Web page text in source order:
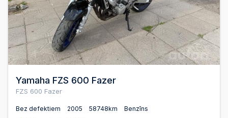
Yamaha FZS 600 Fazer
FZS 600 Fazer
Bez defektiem 2005 58748km
Benzīns